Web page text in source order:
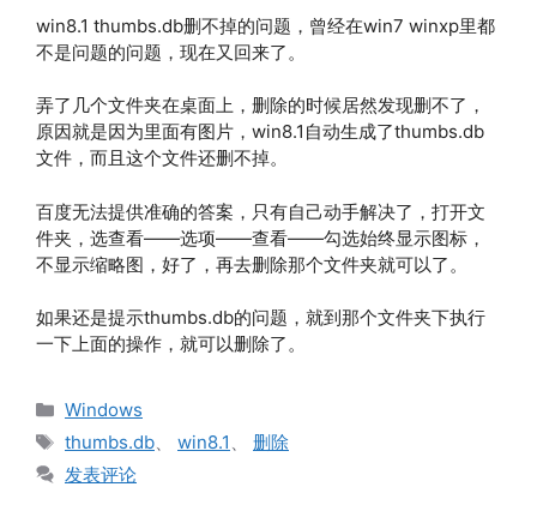
win8.1 thumbs.db删不掉的问题，曾经在win7 winxp里都
不是问题的问题，现在又回来了。
弄了几个文件夹在桌面上，删除的时候居然发现删不了，
原因就是因为里面有图片，win8.1自动生成了thumbs.db
文件，而且这个文件还删不掉。
百度无法提供准确的答案，只有自己动手解决了，打开文
件夹，选查看——选项——查看——勾选始终显示图标，
不显示缩略图，好了，再去删除那个文件夹就可以了。
如果还是提示thumbs.db的问题，就到那个文件夹下执行
一下上面的操作，就可以删除了。
分
类
Windows
标
签
thumbs.db、 win8.1 、 删除
发表评论